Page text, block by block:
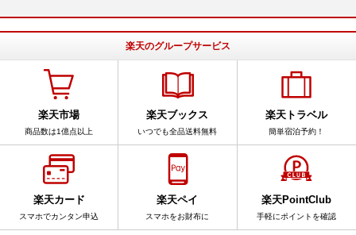
楽天のグループサービス
楽天市場
商品数は1億点以上
楽天ブックス
いつでも全品送料無料
楽天トラベル
簡単宿泊予約！
楽天カード
スマホでカンタン申込
楽天ペイ
スマホをお財布に
楽天PointClub
手軽にポイントを確認